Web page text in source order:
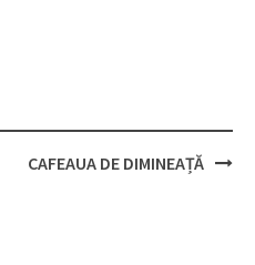
CAFEAUA DE DIMINEAȚĂ